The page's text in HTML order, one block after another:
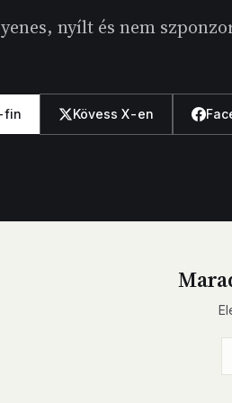
nyílt és nem
fin Kövess X-en